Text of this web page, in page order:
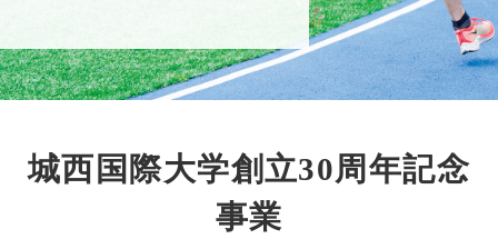
城西国際大学創立30周年記念
事業